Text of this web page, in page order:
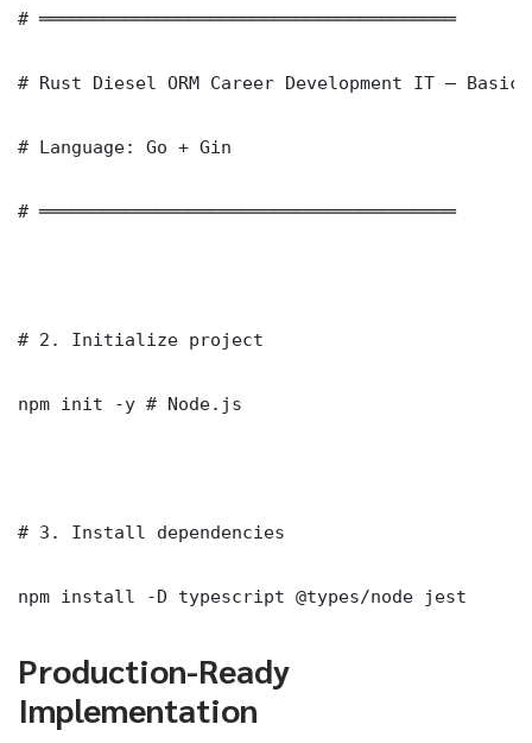
# ═══════════════════════════════════════
# Rust Diesel ORM Career Development IT — Basic
# Language: Go + Gin
# ═══════════════════════════════════════
# 2. Initialize project
npm init -y # Node.js
# 3. Install dependencies
npm install -D typescript @types/node jest
Production-Ready
Implementation